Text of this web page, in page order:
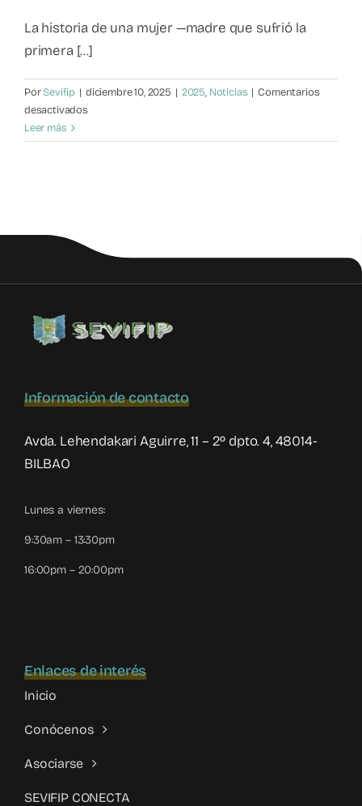
La historia de una mujer —madre que sufrió la
primera [...]
PorSevifip | diciembre 10, 2025 | 2025, Noticias | Comentarios
desactivadosen
filio-
físicas
Leer más
Información de contacto
Avda. Lehendakari Aguirre, 11 – 2º dpto. 4, 48014-
BILBAO
Lunes a viernes:
9:30am – 13:30pm
16:00pm – 20:00pm
Enlaces de interés
Inicio
Conócenos
Asociarse
SEVIFIP CONECTA